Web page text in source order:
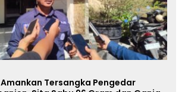
Tersangka Pengedar